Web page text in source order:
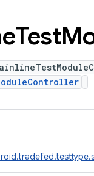
Test